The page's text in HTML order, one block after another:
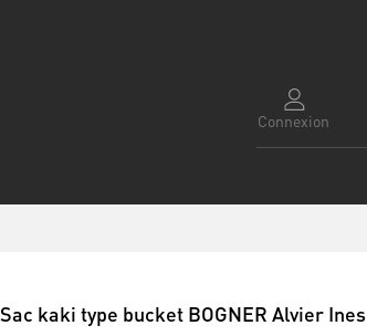
Connexion
Sac kaki type bucket BOGNER Alvier Ines